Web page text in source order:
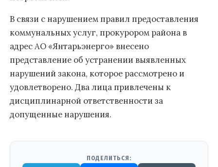
В связи с нарушением правил предоставления
коммунальных услуг, прокурором района в
адрес АО «Янтарьэнерго» внесено
представление об устранении выявленных
нарушений закона, которое рассмотрено и
удовлетворено. Два лица привлечены к
дисциплинарной ответственности за
допущенные нарушения.
ПОДЕЛИТЬСЯ: